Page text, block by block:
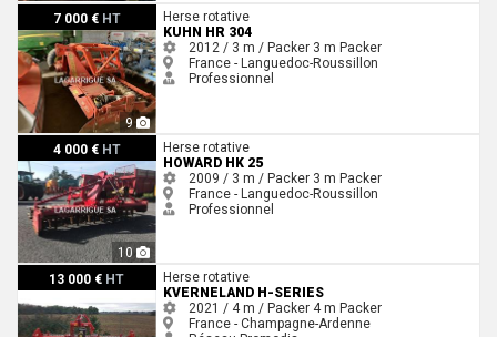
7 000 € HT
9
Kuhn HR 304
Herse rotative
KUHN HR 304
2012 / 3 m / Packer 3 m Packer
France - Languedoc-Roussillon
Professionnel
4 000 € HT
10
Howard Hk 25
Herse rotative
HOWARD HK 25
2009 / 3 m / Packer 3 m Packer
France - Languedoc-Roussillon
Professionnel
13 000 € HT
Kverneland H-SERIES
Herse rotative
KVERNELAND H-SERIES
2021 / 4 m / Packer 4 m Packer
France - Champagne-Ardenne